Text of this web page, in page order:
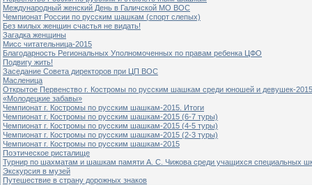
Международный женский День в Галичской МО ВОС
Чемпионат России по русским шашкам (спорт слепых)
Без милых женщин счастья не видать!
Загадка женщины
Мисс читательница-2015
Благодарность Региональных Уполномоченных по правам ребенка ЦФО
Подвигу жить!
Заседание Совета директоров при ЦП ВОС
Масленица
Открытое Первенство г. Костромы по русским шашкам среди юношей и девушек-
«Молодецкие забавы»
Чемпионат г. Костромы по русским шашкам-2015. Итоги
Чемпионат г. Костромы по русским шашкам-2015 (6-7 туры)
Чемпионат г. Костромы по русским шашкам-2015 (4-5 туры)
Чемпионат г. Костромы по русским шашкам-2015 (2-3 туры)
Чемпионат г. Костромы по русским шашкам-2015
Поэтическое ристалище
Турнир по шахматам и шашкам памяти А. С. Чижова среди учащихся специальных
Экскурсия в музей
Путешествие в страну дорожных знаков